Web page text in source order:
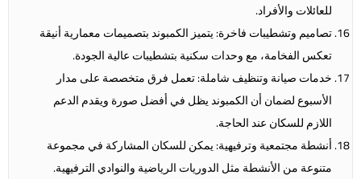
للعائلات والأفراد.
تصاميم وتشطيبات فاخرة: يتميز الكمبوند بتصميمات معمارية أنيقة
تعكس الفخامة، مع وحدات سكنية بتشطيبات عالية الجودة.
خدمات صيانة وتنظيف شاملة: تعمل فرق متخصصة على مدار
الأسبوع لضمان أن الكمبوند يظل في أفضل صورة ويقدم الدعم
اللازم للسكان عند الحاجة.
أنشطة مجتمعية وترفيهية: يمكن للسكان المشاركة في مجموعة
متنوعة من الأنشطة مثل الدوريات الرياضية والنوادي الترفيهية.